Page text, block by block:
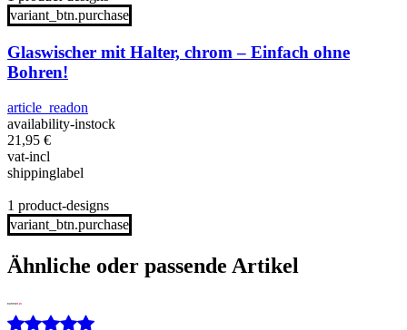
variant_btn.purchase
Glaswischer mit Halter, chrom – Einfach ohne
Bohren!
article_readon
availability-instock
21,95 €
vat-incl
shippinglabel
1 product-designs
variant_btn.purchase
Ähnliche oder passende Artikel